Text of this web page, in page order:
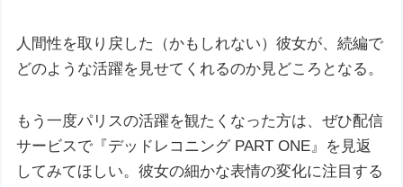
人間性を取り戻した（かもしれない）彼女が、続編で
どのような活躍を見せてくれるのか見どころとなる。
もう一度パリスの活躍を観たくなった方は、ぜひ配信
サービスで『デッドレコニング PART ONE』を見返
してみてほしい。彼女の細かな表情の変化に注目する